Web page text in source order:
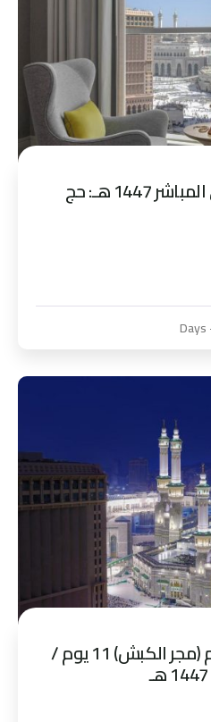
برنامج الحج الاقتصادي المباشر 1447 هـ: حج
برنامج حج مباشر 5 نجوم (مجر الكبش) 11 يوم /